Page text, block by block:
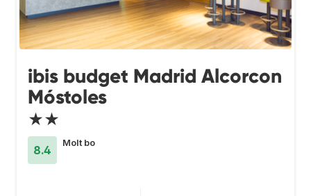
ibis budget Madrid Alcorcon
Móstoles
★★
8.4
Molt bo